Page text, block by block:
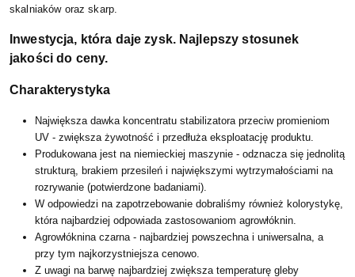
skalniaków oraz skarp.
Inwestycja, która daje zysk. Najlepszy stosunek
jakości do ceny.
Charakterystyka
Największa dawka koncentratu stabilizatora przeciw promieniom
UV - zwiększa żywotność i przedłuża eksploatację produktu.
Produkowana jest na niemieckiej maszynie - odznacza się jednolitą
strukturą, brakiem przesileń i największymi wytrzymałościami na
rozrywanie (potwierdzone badaniami).
W odpowiedzi na zapotrzebowanie dobraliśmy również kolorystykę,
która najbardziej odpowiada zastosowaniom agrowłóknin.
Agrowłóknina czarna - najbardziej powszechna i uniwersalna, a
przy tym najkorzystniejsza cenowo.
Z uwagi na barwę najbardziej zwiększa temperaturę gleby